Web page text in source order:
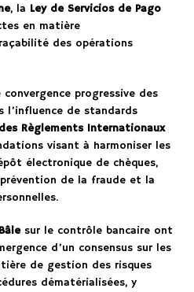
, la Ley de Servicios de Pago
en matière
des opérations
progressive des
l’influence de standards
Règlements Internationaux
visant à harmoniser les
électronique de chèques,
de la fraude et la
sur le contrôle bancaire ont
d’un consensus sur les
de gestion des risques
dématérialisées, y